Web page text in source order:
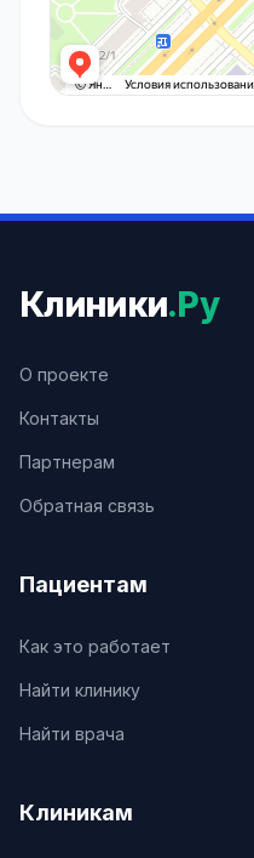
Клиники.Ру
О проекте
Контакты
Партнерам
Обратная связь
Пациентам
Как это работает
Найти клинику
Найти врача
Клиникам